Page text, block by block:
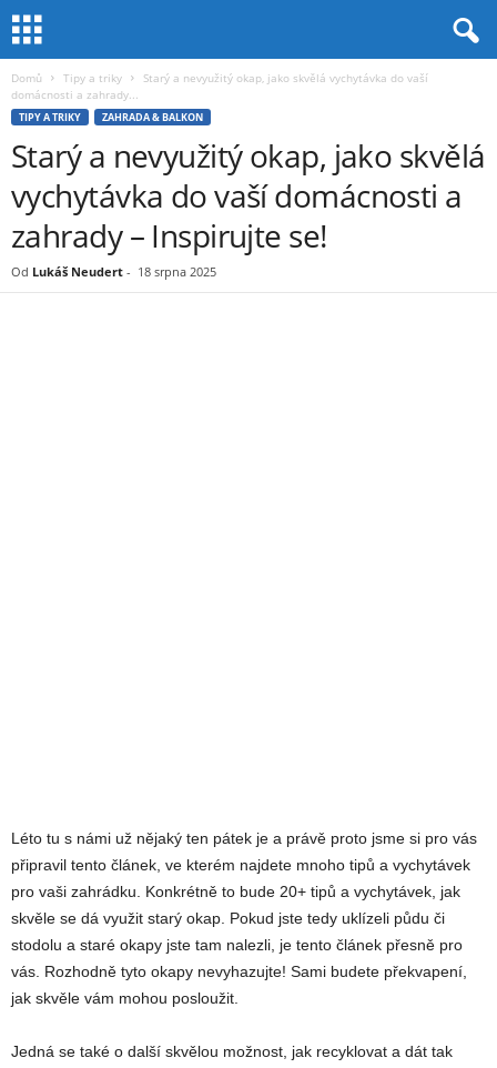
Domů Tipy a triky
Starý a nevyužitý okap, jako skvělá vychytávka do vaší
domácnosti a zahrady...
TIPY A TRIKY ZAHRADA & BALKON
Starý a nevyužitý okap, jako skvělá
vychytávka do vaší domácnosti a
zahrady – Inspirujte se!
Od Lukáš Neudert - 18 srpna 2025
Léto tu s námi už nějaký ten pátek je a právě proto jsme si pro vás
připravil tento článek, ve kterém najdete mnoho tipů a vychytávek
pro vaši zahrádku. Konkrétně to bude 20+ tipů a vychytávek, jak
skvěle se dá využit starý okap. Pokud jste tedy uklízeli půdu či
stodolu a staré okapy jste tam nalezli, je tento článek přesně pro
vás. Rozhodně tyto okapy nevyhazujte! Sami budete překvapení,
jak skvěle vám mohou posloužit.
Jedná se také o další skvělou možnost, jak recyklovat a dát tak